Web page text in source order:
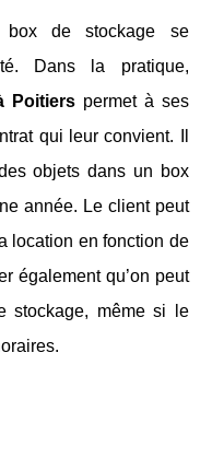
de stockage se
Dans la pratique,
Poitierspermet à ses
qui leur convient. Il
objets dans un box
année. Le client peut
location en fonction de
également qu’on peut
stockage, même si le